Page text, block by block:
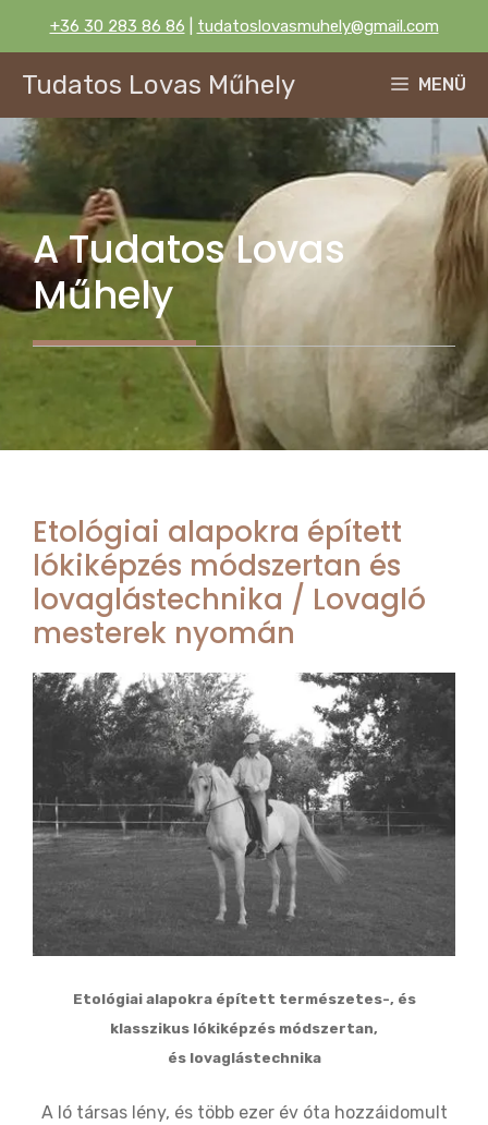
tartalomba
+36 30 283 86 86 tudatoslovasmuhely@gmail.com
Tudatos Lovas Műhely MENÜ
A Tudatos Lovas
Műhely
Etológiai alapokra épített
lókiképzés módszertan és
lovaglástechnika / Lovagló
mesterek nyomán
Etológiai alapokra épített természetes-, és
klasszikus lókiképzés módszertan,
és lovaglástechnika
A ló társas lény, és több ezer év óta hozzáidomult